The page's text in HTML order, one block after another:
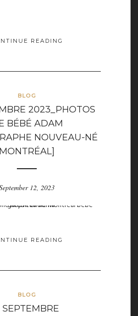
READING
BLOG
2023_PHOTOS
BÉBÉ ADAM
NOUVEAU-NÉ
MONTRÉAL]
12, 2023
READING
BLOG
SEPTEMBRE